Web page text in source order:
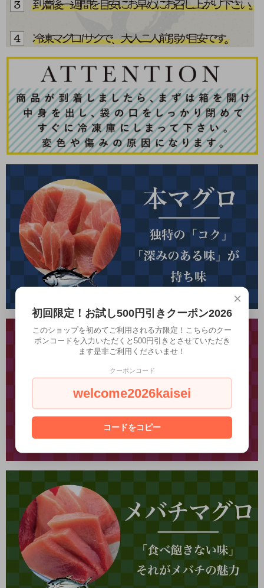
×
初回限定！お試し500円引きクーポン2026
このショップを初めてご利用される方限定！こちらのクー
ポンコードを入力いただくと500円引きとさせていただき
ます是非ご利用くださいませ！
クーポンコード
welcome2026kaisei
コードをコピー